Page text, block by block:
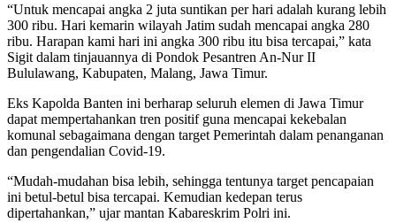
“Untuk mencapai angka 2 juta suntikan per hari adalah kurang lebih
300 ribu. Hari kemarin wilayah Jatim sudah mencapai angka 280
ribu. Harapan kami hari ini angka 300 ribu itu bisa tercapai,” kata
Sigit dalam tinjauannya di Pondok Pesantren An-Nur II
Bululawang, Kabupaten, Malang, Jawa Timur.
Eks Kapolda Banten ini berharap seluruh elemen di Jawa Timur
dapat mempertahankan tren positif guna mencapai kekebalan
komunal sebagaimana dengan target Pemerintah dalam penanganan
dan pengendalian Covid-19.
“Mudah-mudahan bisa lebih, sehingga tentunya target pencapaian
ini betul-betul bisa tercapai. Kemudian kedepan terus
dipertahankan,” ujar mantan Kabareskrim Polri ini.